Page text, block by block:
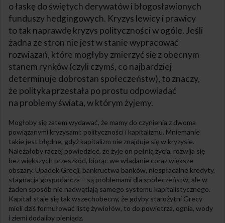
o łaskę do świętych derywatów i błogosławionych
funduszy hedgingowych. Kryzys lewicy i prawicy
to tak naprawdę kryzys polityczności w ogóle. Jeśli
żadna ze stron nie jest w stanie wypracować
rozwiązań, które mogłyby zmierzyć się z obecnym
stanem rynków (czyli czymś, co najbardziej
determinuje dobrostan społeczeństw), to znaczy,
że polityka przestała po prostu odpowiadać
na problemy świata, w którym żyjemy.
Mogłoby się zatem wydawać, że mamy do czynienia z dwoma
powiązanymi kryzysami: polityczności i kapitalizmu. Mniemanie
takie jest błędne, gdyż kapitalizm nie znajduje się w kryzysie.
Należałoby raczej powiedzieć, że żyje on pełnią życia, rozwija się
bez większych przeszkód, biorąc we władanie coraz większe
obszary. Upadek Grecji, bankructwa banków, niespłacalne kredyty,
stagnacja gospodarcza – są problemami dla społeczeństw, ale w
żaden sposób nie nadwątlają samego systemu kapitalistycznego.
Kapitał staje się tak wszechobecny, że gdyby starożytni Grecy
mieli dziś formułować listę żywiołów, to do powietrza, ognia, wody
i ziemi dodaliby pieniądz.